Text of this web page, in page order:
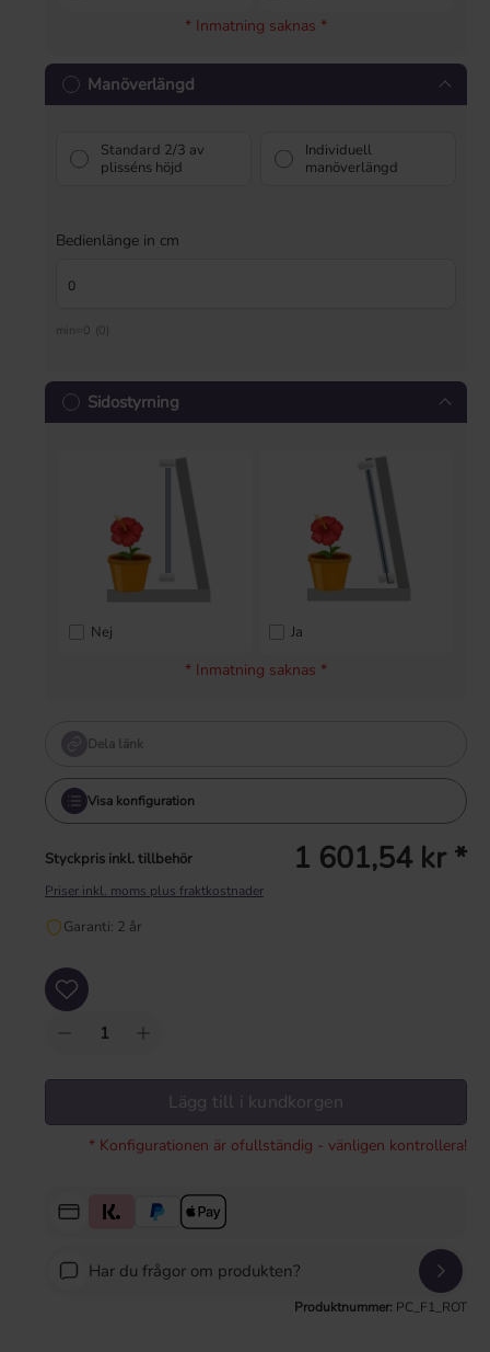
* Inmatning saknas *
Manöverlängd
Standard 2/3 av
plisséns höjd
Individuell
manöverlängd
Bedienlänge in cm
min=0 (0)
Sidostyrning
Nej Ja
* Inmatning saknas *
Dela länk
Visa konfiguration
Styckpris inkl. tillbehör 1 601,54 kr *
Priser inkl. moms plus fraktkostnader
Garanti: 2 år
Produktkvantitet: Ange önskat värde eller använd knapparna för att öka eller
Lägg till i kundkorgen
* Konfigurationen är ofullständig - vänligen kontrollera!
Har du frågor om produkten?
Produktnummer: PC_F1_ROT